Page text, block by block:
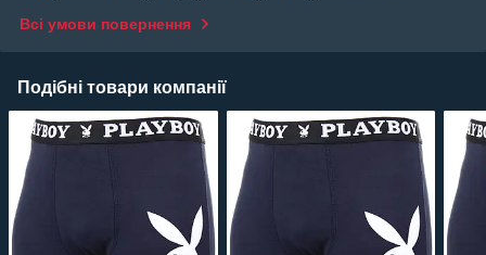
Всі умови повернення
Подібні товари компанії